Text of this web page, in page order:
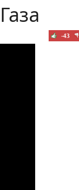
-43